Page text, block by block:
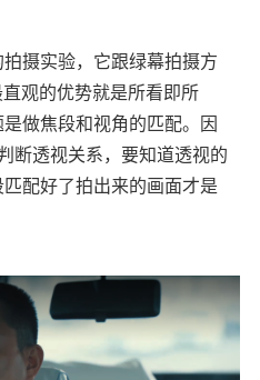
摄实验，它跟绿幕拍摄方
观的优势就是所看即所
做焦段和视角的匹配。因
断透视关系，要知道透视的
配好了拍出来的画面才是